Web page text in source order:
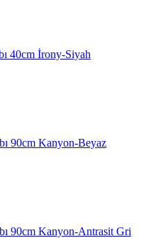
40cm İrony-Siyah
90cm Kanyon-Beyaz
90cm Kanyon-Antrasit Gri